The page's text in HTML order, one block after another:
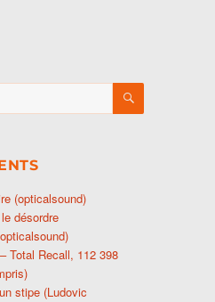
(opticalsound)
désordre
Total Recall, 112 398
stipe (Ludovic